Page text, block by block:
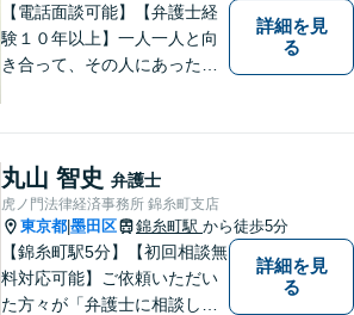
【電話面談可能】【弁護士経
験１０年以上】一人一人と向
き合って、その人にあった解
借金・債務整理／相続などの
幅広い分野に対応可能。お気
軽にご相談ください。
詳細を見
る
丸山 智史 弁護士
虎ノ門法律経済事務所 錦糸町支店
東京都 墨田区 錦糸町駅 から徒歩5分
【錦糸町駅5分】【初回相談無
料対応可能】ご依頼いただい
た方々が「弁護士に相談して
詳細を見
る